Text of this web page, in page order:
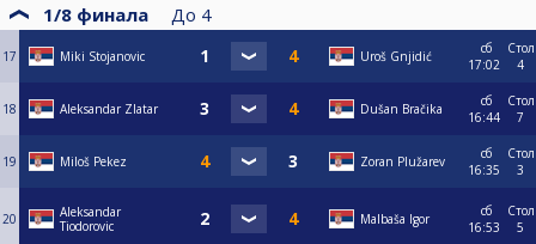
1/8 финала До 4
17 Miki Stojanovic Uroš Gnjidić
сб
17:02
Стол
4
18 Aleksandar Zlatar Dušan Bračika
сб
16:44
Стол
7
19 Miloš Pekez Zoran Plužarev
сб
16:35
Стол
3
20
Aleksandar
Tiodorovic
Malbaša Igor
сб
16:53
Стол
5